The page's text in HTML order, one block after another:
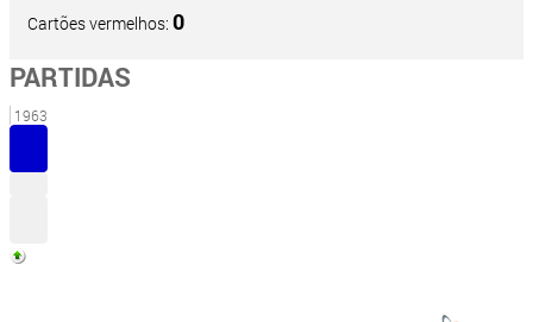
Cartões vermelhos: 0
PARTIDAS
1963